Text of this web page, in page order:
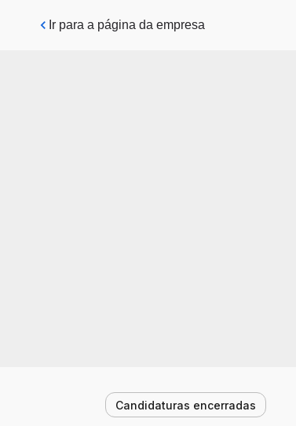
Pular para o conteúdo principal
Ir para a página da empresa
Candidaturas encerradas